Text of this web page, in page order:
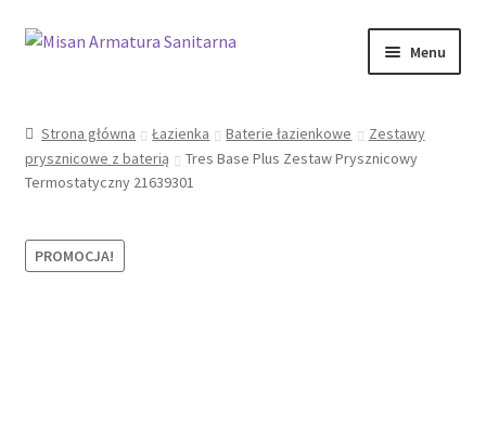
Przejdź
Przejdź
Menu
Moje konto
Informacje prawne
Strona główna Łazienka Baterie łazienkowe
Zestawy
prysznicowe z baterią
Tres Base Plus Zestaw Prysznicowy
Termostatyczny 21639301
PROMOCJA!